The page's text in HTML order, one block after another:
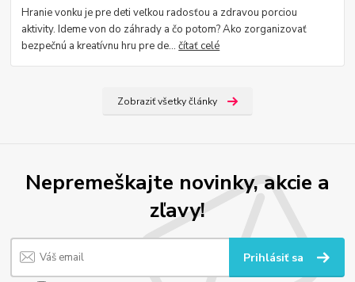
Hranie vonku je pre deti veľkou radosťou a zdravou porciou
aktivity. Ideme von do záhrady a čo potom? Ako zorganizovať
bezpečnú a kreatívnu hru pre de...čítať celé
Zobraziť všetky články
Nepremeškajte novinky, akcie a
zľavy!
Prihlásiť sa